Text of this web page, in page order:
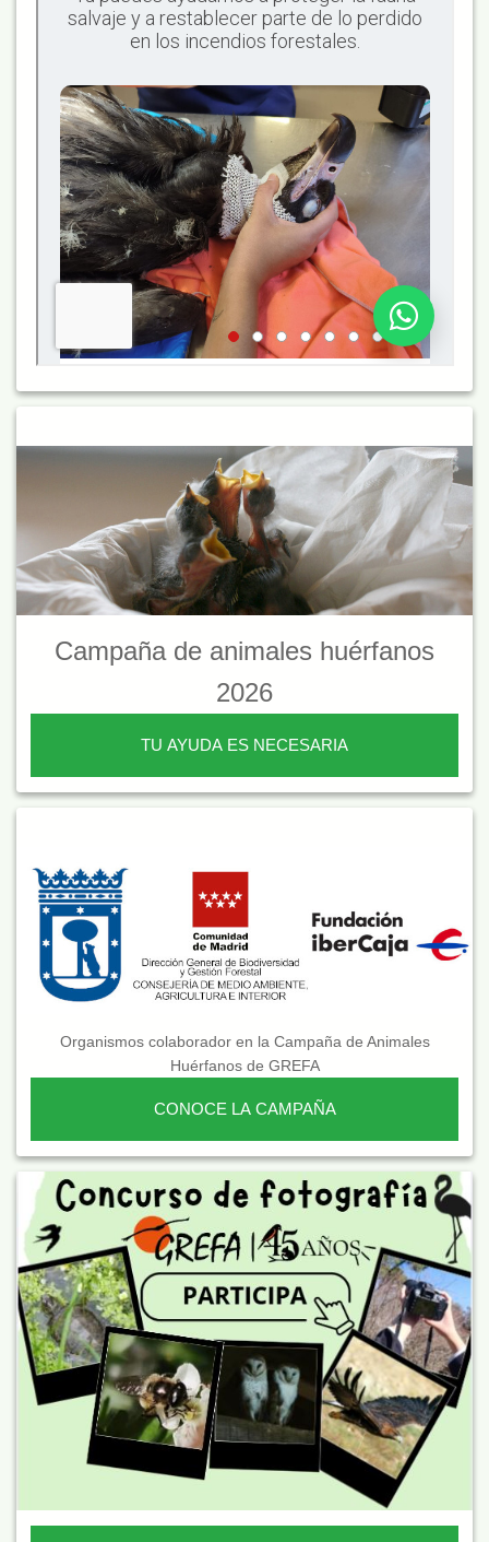
Campaña de animales huérfanos
2026
TU AYUDA ES NECESARIA
Organismos colaborador en la Campaña de Animales
Huérfanos de GREFA
CONOCE LA CAMPAÑA